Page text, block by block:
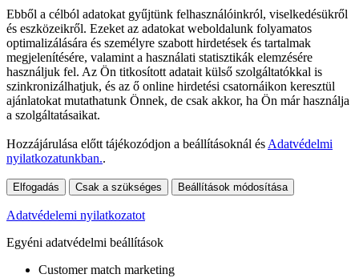
Ebből a célból adatokat gyűjtünk felhasználóinkról, viselkedésükről
és eszközeikről. Ezeket az adatokat weboldalunk folyamatos
optimalizálására és személyre szabott hirdetések és tartalmak
megjelenítésére, valamint a használati statisztikák elemzésére
használjuk fel. Az Ön titkosított adatait külső szolgáltatókkal is
szinkronizálhatjuk, és az ő online hirdetési csatornáikon keresztül
ajánlatokat mutathatunk Önnek, de csak akkor, ha Ön már használja
a szolgáltatásaikat.
Hozzájárulása előtt tájékozódjon a beállításoknál és Adatvédelmi
nyilatkozatunkban..
Elfogadás Csak a szükséges Beállítások módosítása
Adatvédelemi nyilatkozatot
Egyéni adatvédelmi beállítások
Customer match marketing